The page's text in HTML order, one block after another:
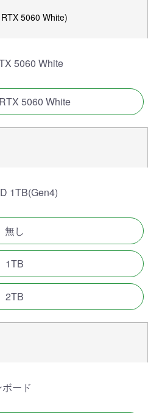
5060 White)
5060 White
5060 White
1TB(Gen4)
無し
1TB
2TB
ード